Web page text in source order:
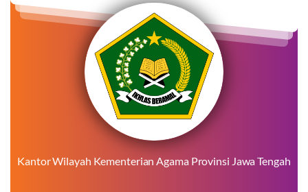
Kantor Wilayah Kementerian Agama Provinsi Jawa Tengah